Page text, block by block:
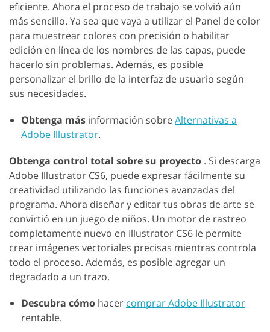
eficiente. Ahora el proceso de trabajo se volvió aún
más sencillo. Ya sea que vaya a utilizar el Panel de color
para muestrear colores con precisión o habilitar
edición en línea de los nombres de las capas, puede
hacerlo sin problemas. Además, es posible
personalizar el brillo de la interfaz de usuario según
sus necesidades.
Obtenga más información sobreAlternativas a
Adobe Illustrator.
Obtenga control total sobre su proyecto . Si descarga
Adobe Illustrator CS6, puede expresar fácilmente su
creatividad utilizando las funciones avanzadas del
programa. Ahora diseñar y editar tus obras de arte se
convirtió en un juego de niños. Un motor de rastreo
completamente nuevo en Illustrator CS6 le permite
crear imágenes vectoriales precisas mientras controla
todo el proceso. Además, es posible agregar un
degradado a un trazo.
Descubra cómo hacer comprar Adobe Illustrator
rentable.